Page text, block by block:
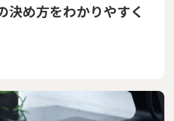
決め方をわかりやすく